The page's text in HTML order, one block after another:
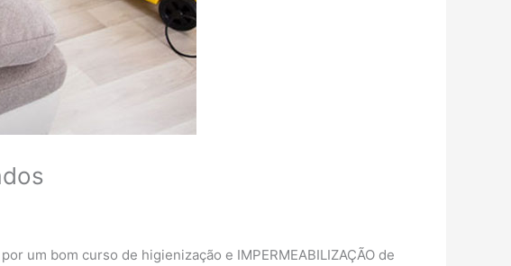
um bom curso de higienização e IMPERMEABILIZAÇÃO de